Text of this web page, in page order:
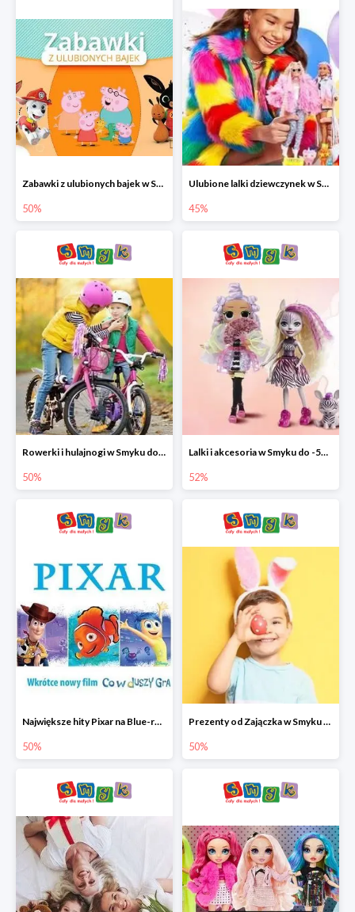
Zabawki z ulubionych bajek w Smyku do -50%
50%
Ulubione lalki dziewczynek w Smyku do -45%
45%
Rowerki i hulajnogi w Smyku do -50%
50%
Lalki i akcesoria w Smyku do -52%
52%
Największe hity Pixar na Blue-rey i DVD w Smyku - drugi film -50%
50%
Prezenty od Zajączka w Smyku do -50%
50%